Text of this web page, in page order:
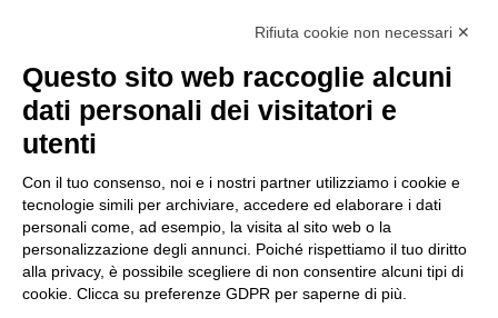
NEWSLETTER
Resta aggiornato gratuitamente su tutte le novità.
Cliccando su Iscriviti dichiari di aver letto e accettato l'Informativa
Rifiuta cookie non necessari ✕
Questo sito web raccoglie alcuni
dati personali dei visitatori e
utenti
Con il tuo consenso, noi e i nostri partner utilizziamo i cookie e
tecnologie simili per archiviare, accedere ed elaborare i dati
personali come, ad esempio, la visita al sito web o la
personalizzazione degli annunci. Poiché rispettiamo il tuo diritto
alla privacy, è possibile scegliere di non consentire alcuni tipi di
cookie. Clicca su preferenze GDPR per saperne di più.